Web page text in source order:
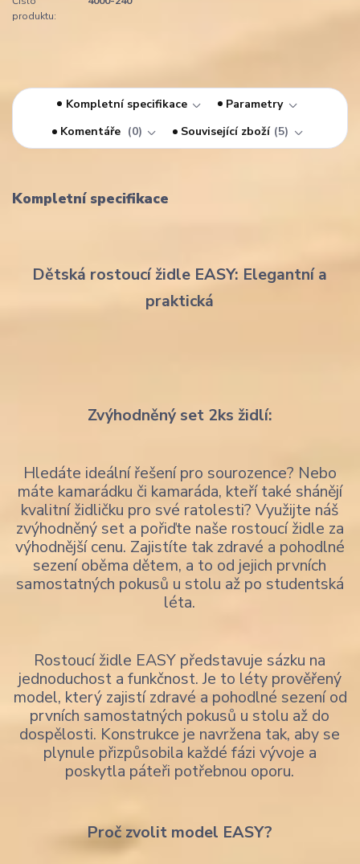
produktu:
Kompletní specifikace
Parametry
Komentáře
0 Související zboží 5
Kompletní specifikace
Dětská rostoucí židle EASY: Elegantní a
praktická
Zvýhodněný set 2ks židlí:
Hledáte ideální řešení pro sourozence? Nebo
máte kamarádku či kamaráda, kteří také shánějí
kvalitní židličku pro své ratolesti? Využijte náš
zvýhodněný set a pořiďte naše rostoucí židle za
výhodnější cenu. Zajistíte tak zdravé a pohodlné
sezení oběma dětem, a to od jejich prvních
samostatných pokusů u stolu až po studentská
léta.
Rostoucí židle EASY představuje sázku na
jednoduchost a funkčnost. Je to léty prověřený
model, který zajistí zdravé a pohodlné sezení od
prvních samostatných pokusů u stolu až do
dospělosti. Konstrukce je navržena tak, aby se
plynule přizpůsobila každé fázi vývoje a
poskytla páteři potřebnou oporu.
Proč zvolit model EASY?